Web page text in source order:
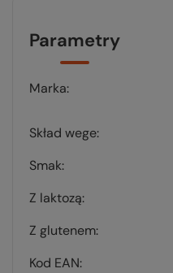
Parametry
Marka
Skład wege
Smak
Z laktozą
Z glutenem
Kod EAN